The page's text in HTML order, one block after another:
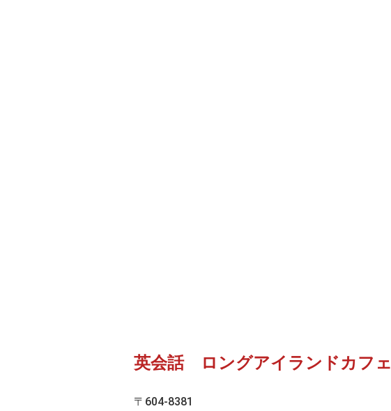
英会話 ロングアイランドカフェ
〒604-8381